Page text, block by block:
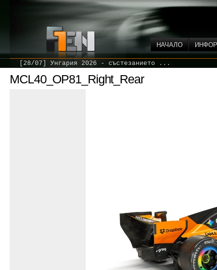
НАЧАЛО
[28/07] Унгария 2026 - състезанието ...
MCL40_OP81_Right_Rear